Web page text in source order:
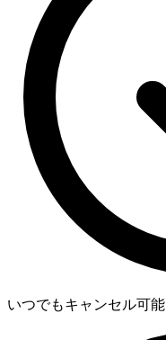
いつでもキャンセル可能